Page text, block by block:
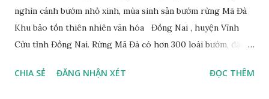
nghìn cánh bướm nhỏ xinh, mùa sinh sản bướm rừng Mã Đà
Khu bảo tồn thiên nhiên văn hóa Đồng Nai , huyện Vĩnh
Cửu tỉnh Đồng Nai. Rừng Mã Đà có hơn 300 loài bướm, đặc
đuôi trắng (Lamproptera curius) đặc trưng là cái đuôi dài
CHIA SẺ ĐĂNG NHẬN XÉT ĐỌC THÊM